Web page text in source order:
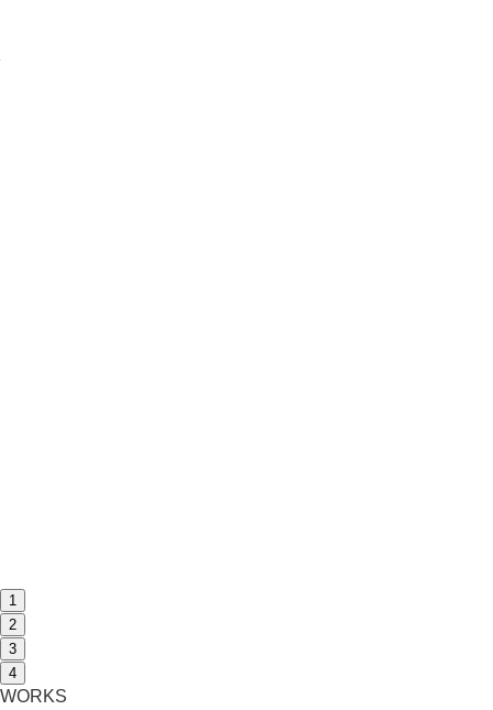
1
2
3
4
WORKS